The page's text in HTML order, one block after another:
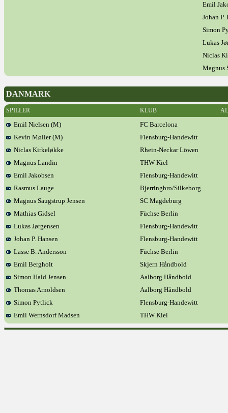
Emil
Johan P.
Simon
Lukas
Niclas
Magnus
DANMARK
SPILLER KLUB
Emil Nielsen (M)
FC Barcelona
Kevin Møller (M)
Flensburg-Handewitt
Niclas Kirkeløkke
Rhein-Neckar Löwen
Magnus Landin
THW Kiel
Emil Jakobsen
Flensburg-Handewitt
Rasmus Lauge
Bjerringbro/Silkeborg
Magnus Saugstrup Jensen
SC Magdeburg
Mathias Gidsel
Füchse Berlin
Lukas Jørgensen
Flensburg-Handewitt
Johan P. Hansen
Flensburg-Handewitt
Lasse B. Andersson
Füchse Berlin
Emil Bergholt
Skjern Håndbold
Simon Hald Jensen
Aalborg Håndbold
Thomas Arnoldsen
Aalborg Håndbold
Simon Pytlick
Flensburg-Handewitt
Emil Wernsdorf Madsen
THW Kiel